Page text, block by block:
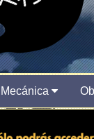
Mecánica